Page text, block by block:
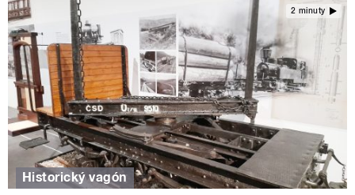
2 minuty
Historický vagón